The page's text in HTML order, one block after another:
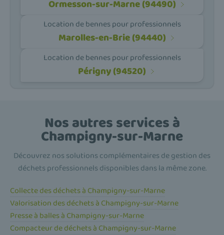
Ormesson-sur-Marne (94490)
Location de bennes pour professionnels
Marolles-en-Brie (94440)
Location de bennes pour professionnels
Périgny (94520)
Nos autres services à
Champigny-sur-Marne
Découvrez nos solutions complémentaires de gestion des
déchets professionnels disponibles dans la même zone.
Collecte des déchets à Champigny-sur-Marne
Valorisation des déchets à Champigny-sur-Marne
Presse à balles à Champigny-sur-Marne
Compacteur de déchets à Champigny-sur-Marne